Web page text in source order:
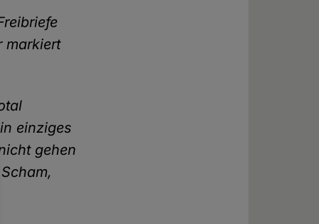
markiert
einziges
gehen